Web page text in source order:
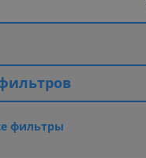
ильтров
е фильтры